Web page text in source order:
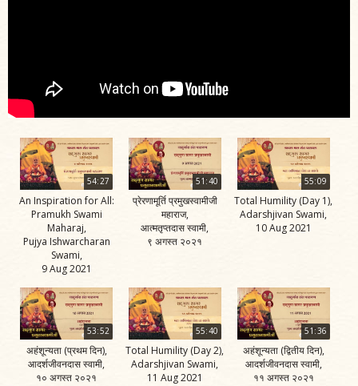
54:27
An Inspiration for All:
Pramukh Swami
Maharaj,
Pujya Ishwarcharan
Swami,
9 Aug 2021
51:40
प्रेरणामूर्ति प्रमुखस्वामीजी
महाराज,
आत्मतृप्तदास स्वामी,
९ अगस्त २०२१
55:09
Total Humility (Day 1),
Adarshjivan Swami,
10 Aug 2021
53:52
अहंशून्यता (प्रथम दिन),
आदर्शजीवनदास स्वामी,
१० अगस्त २०२१
55:40
Total Humility (Day 2),
Adarshjivan Swami,
11 Aug 2021
51:36
अहंशून्यता (द्वितीय दिन),
आदर्शजीवनदास स्वामी,
११ अगस्त २०२१